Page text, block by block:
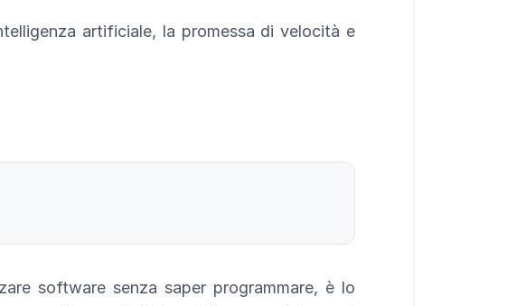
artificiale, la promessa di velocità e
software senza saper programmare, è lo